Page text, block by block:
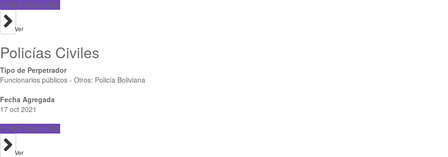
PERPETRADORES
Ver
Policías Civiles
Tipo de Perpetrador
Funcionarios públicos - Otros: Policía Boliviana
Fecha Agregada
17 oct 2021
PERPETRADORES
Ver